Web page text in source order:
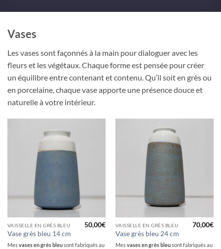
Vases
Les vases sont façonnés à la main pour dialoguer avec les
fleurs et les végétaux. Chaque forme est pensée pour créer
un équilibre entre contenant et contenu. Qu’il soit en grès ou
en porcelaine, chaque vase apporte une présence douce et
naturelle à votre intérieur.
VAISSELLE EN GRÈS BLEU
Vase grès bleu 14 cm
50,00€
Mesvases en grès bleusont fabriqués au
VAISSELLE EN GRÈS BLEU
Vase grès bleu 24 cm
70,00€
Mesvases en grès bleusont fabriqués au